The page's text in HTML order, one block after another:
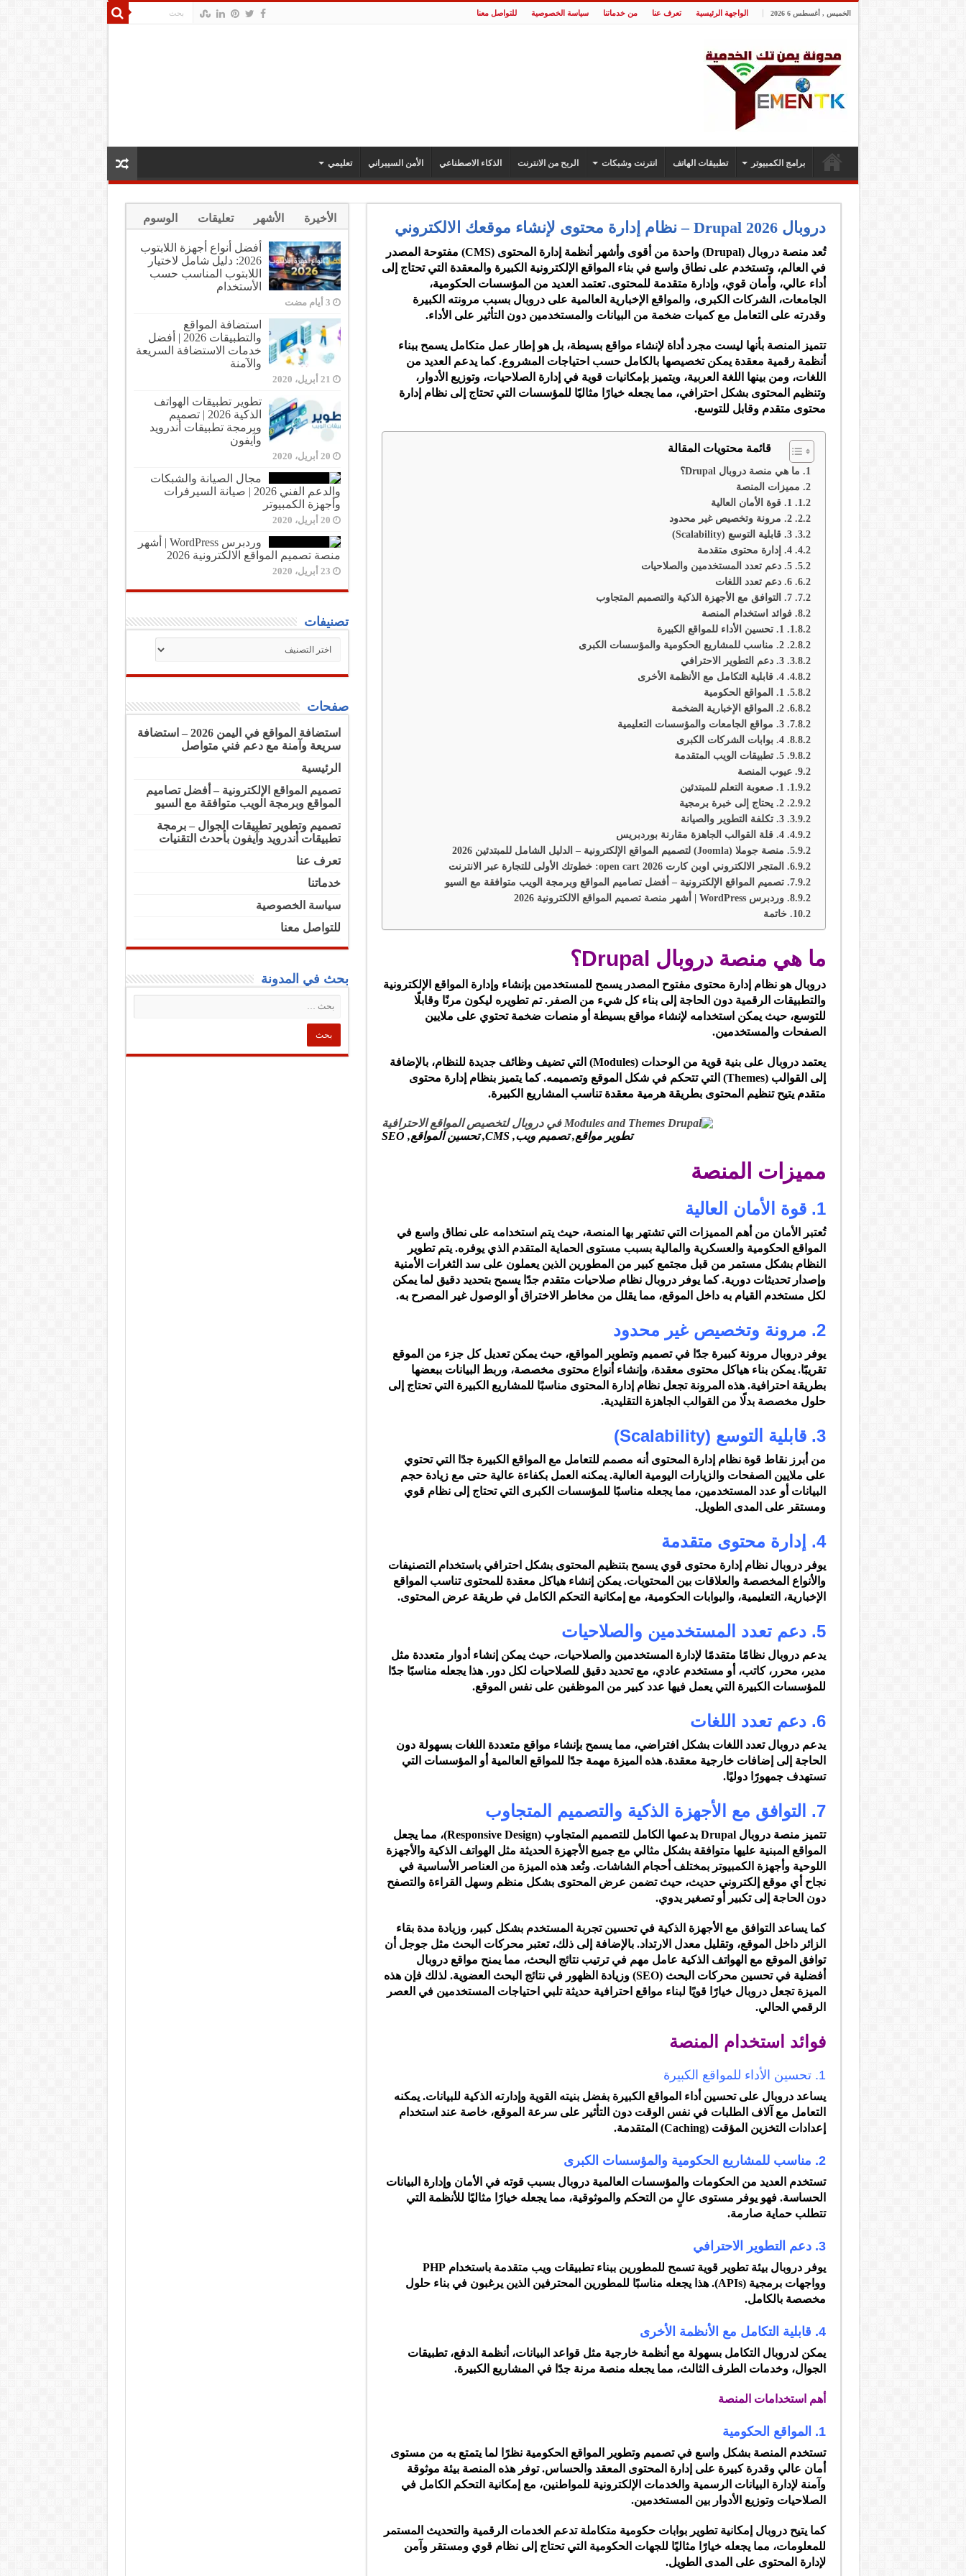
الخميس , أغسطس 6 2026 الواجهة الرئيسية تعرف عنا من خدماتنا سياسة الخصوصية للتواصل معنا
برامج الكمبيوتر تطبيقات الهاتف انترنت وشبكات الربح من الانترنت الذكاء الاصطناعي الأمن السيبراني تعليمي
دروبال Drupal 2026 – نظام إدارة محتوى لإنشاء موقعك الالكتروني
تُعد منصة دروبال (Drupal)
واحدة من أقوى وأشهر أنظمة إدارة المحتوى (CMS) مفتوحة المصدر
في العالم، وتستخدم على نطاق واسع في بناء المواقع الإلكترونية الكبيرة والمعقدة التي تحتاج إلى
أداء عالي، وأمان قوي، وإدارة متقدمة للمحتوى. تعتمد العديد من المؤسسات الحكومية،
الجامعات، الشركات الكبرى، والمواقع الإخبارية العالمية على دروبال بسبب مرونته الكبيرة
وقدرته على التعامل مع كميات ضخمة من البيانات والمستخدمين دون التأثير على الأداء.
تتميز المنصة بأنها ليست مجرد أداة لإنشاء مواقع بسيطة، بل هو إطار عمل متكامل يسمح ببناء
أنظمة رقمية معقدة يمكن تخصيصها بالكامل حسب احتياجات المشروع. كما يدعم العديد من
اللغات، ومن بينها اللغة العربية، ويتميز بإمكانيات قوية في إدارة الصلاحيات، وتوزيع الأدوار،
وتنظيم المحتوى بشكل احترافي، مما يجعله خيارًا مثاليًا للمؤسسات التي تحتاج إلى نظام إدارة
محتوى متقدم وقابل للتوسع.
قائمة محتويات المقالة
ما هي منصة دروبال Drupal؟
مميزات المنصة
1. قوة الأمان العالية
2. مرونة وتخصيص غير محدود
3. قابلية التوسع (Scalability)
4. إدارة محتوى متقدمة
5. دعم تعدد المستخدمين والصلاحيات
6. دعم تعدد اللغات
7. التوافق مع الأجهزة الذكية والتصميم المتجاوب
فوائد استخدام المنصة
1. تحسين الأداء للمواقع الكبيرة
2. مناسب للمشاريع الحكومية والمؤسسات الكبرى
3. دعم التطوير الاحترافي
4. قابلية التكامل مع الأنظمة الأخرى
1. المواقع الحكومية
2. المواقع الإخبارية الضخمة
3. مواقع الجامعات والمؤسسات التعليمية
4. بوابات الشركات الكبرى
5. تطبيقات الويب المتقدمة
عيوب المنصة
1. صعوبة التعلم للمبتدئين
2. يحتاج إلى خبرة برمجية
3. تكلفة التطوير والصيانة
4. قلة القوالب الجاهزة مقارنة بوردبريس
منصة جوملا (Joomla) لتصميم المواقع الإلكترونية – الدليل الشامل للمبتدئين 2026
المتجر الالكتروني اوبن كارت open cart 2026: خطوتك الأولى للتجارة عبر الانترنت
تصميم المواقع الإلكترونية – أفضل تصاميم المواقع وبرمجة الويب متوافقة مع السيو
وردبرس WordPress | أشهر منصة تصميم المواقع الالكترونية 2026
خاتمة
ما هي منصة دروبال Drupal؟
دروبال هو نظام إدارة محتوى مفتوح المصدر يسمح للمستخدمين بإنشاء وإدارة المواقع الإلكترونية
والتطبيقات الرقمية دون الحاجة إلى بناء كل شيء من الصفر. تم تطويره ليكون مرنًا وقابلًا
للتوسع، حيث يمكن استخدامه لإنشاء مواقع بسيطة أو منصات ضخمة تحتوي على ملايين
الصفحات والمستخدمين.
يعتمد دروبال على بنية قوية من الوحدات (Modules) التي تضيف وظائف جديدة للنظام، بالإضافة
إلى القوالب (Themes) التي تتحكم في شكل الموقع وتصميمه. كما يتميز بنظام إدارة محتوى
متقدم يتيح تنظيم المحتوى بطريقة هرمية معقدة تناسب المشاريع الكبيرة.
تطوير مواقع, تصميم ويب, CMS, تحسين المواقع, SEO
مميزات المنصة
1. قوة الأمان العالية
تُعتبر الأمان من أهم المميزات التي تشتهر بها المنصة، حيث يتم استخدامه على نطاق واسع في
المواقع الحكومية والعسكرية والمالية بسبب مستوى الحماية المتقدم الذي يوفره. يتم تطوير
النظام بشكل مستمر من قبل مجتمع كبير من المطورين الذين يعملون على سد الثغرات الأمنية
وإصدار تحديثات دورية. كما يوفر دروبال نظام صلاحيات متقدم جدًا يسمح بتحديد دقيق لما يمكن
لكل مستخدم القيام به داخل الموقع، مما يقلل من مخاطر الاختراق أو الوصول غير المصرح به.
2. مرونة وتخصيص غير محدود
يوفر دروبال مرونة كبيرة جدًا في تصميم وتطوير المواقع، حيث يمكن تعديل كل جزء من الموقع
تقريبًا. يمكن بناء هياكل محتوى معقدة، وإنشاء أنواع محتوى مخصصة، وربط البيانات ببعضها
بطريقة احترافية. هذه المرونة تجعل نظام إدارة المحتوى مناسبًا للمشاريع الكبيرة التي تحتاج إلى
حلول مخصصة بدلًا من القوالب الجاهزة التقليدية.
3. قابلية التوسع (Scalability)
من أبرز نقاط قوة نظام إدارة المحتوى أنه مصمم للتعامل مع المواقع الكبيرة جدًا التي تحتوي
على ملايين الصفحات والزيارات اليومية العالية. يمكنه العمل بكفاءة عالية حتى مع زيادة حجم
البيانات أو عدد المستخدمين، مما يجعله مناسبًا للمؤسسات الكبرى التي تحتاج إلى نظام قوي
ومستقر على المدى الطويل.
4. إدارة محتوى متقدمة
يوفر دروبال نظام إدارة محتوى قوي يسمح بتنظيم المحتوى بشكل احترافي باستخدام التصنيفات
والأنواع المخصصة والعلاقات بين المحتويات. يمكن إنشاء هياكل معقدة للمحتوى تناسب المواقع
الإخبارية، التعليمية، والبوابات الحكومية، مع إمكانية التحكم الكامل في طريقة عرض المحتوى.
5. دعم تعدد المستخدمين والصلاحيات
يدعم دروبال نظامًا متقدمًا لإدارة المستخدمين والصلاحيات، حيث يمكن إنشاء أدوار متعددة مثل
مدير، محرر، كاتب، أو مستخدم عادي، مع تحديد دقيق للصلاحيات لكل دور. هذا يجعله مناسبًا جدًا
للمؤسسات الكبيرة التي يعمل فيها عدد كبير من الموظفين على نفس الموقع.
6. دعم تعدد اللغات
يدعم دروبال تعدد اللغات بشكل افتراضي، مما يسمح بإنشاء مواقع متعددة اللغات بسهولة دون
الحاجة إلى إضافات خارجية معقدة. هذه الميزة مهمة جدًا للمواقع العالمية أو المؤسسات التي
تستهدف جمهورًا دوليًا.
7. التوافق مع الأجهزة الذكية والتصميم المتجاوب
تتميز منصة دروبال Drupal بدعمها الكامل للتصميم المتجاوب (Responsive Design)، مما يجعل
المواقع المبنية عليها متوافقة بشكل مثالي مع جميع الأجهزة الحديثة مثل الهواتف الذكية والأجهزة
اللوحية وأجهزة الكمبيوتر بمختلف أحجام الشاشات. وتُعد هذه الميزة من العناصر الأساسية في
نجاح أي موقع إلكتروني حديث، حيث تضمن عرض المحتوى بشكل منظم وسهل القراءة والتصفح
دون الحاجة إلى تكبير أو تصغير يدوي.
كما يساعد التوافق مع الأجهزة الذكية في تحسين تجربة المستخدم بشكل كبير، وزيادة مدة بقاء
الزائر داخل الموقع، وتقليل معدل الارتداد. بالإضافة إلى ذلك، تعتبر محركات البحث مثل جوجل أن
توافق الموقع مع الهواتف الذكية عامل مهم في ترتيب نتائج البحث، مما يمنح مواقع دروبال
أفضلية في تحسين محركات البحث (SEO) وزيادة الظهور في نتائج البحث العضوية. لذلك فإن هذه
الميزة تجعل دروبال خيارًا قويًا لبناء مواقع احترافية حديثة تلبي احتياجات المستخدمين في العصر
الرقمي الحالي.
فوائد استخدام المنصة
1. تحسين الأداء للمواقع الكبيرة
يساعد دروبال على تحسين أداء المواقع الكبيرة بفضل بنيته القوية وإدارته الذكية للبيانات. يمكنه
التعامل مع آلاف الطلبات في نفس الوقت دون التأثير على سرعة الموقع، خاصة عند استخدام
إعدادات التخزين المؤقت (Caching) المتقدمة.
2. مناسب للمشاريع الحكومية والمؤسسات الكبرى
تستخدم العديد من الحكومات والمؤسسات العالمية دروبال بسبب قوته في الأمان وإدارة البيانات
الحساسة. فهو يوفر مستوى عالٍ من التحكم والموثوقية، مما يجعله خيارًا مثاليًا للأنظمة التي
تتطلب حماية صارمة.
3. دعم التطوير الاحترافي
يوفر دروبال بيئة تطوير قوية تسمح للمطورين ببناء تطبيقات ويب متقدمة باستخدام PHP
وواجهات برمجية (APIs). هذا يجعله مناسبًا للمطورين المحترفين الذين يرغبون في بناء حلول
مخصصة بالكامل.
4. قابلية التكامل مع الأنظمة الأخرى
يمكن لدروبال التكامل بسهولة مع أنظمة خارجية مثل قواعد البيانات، أنظمة الدفع، تطبيقات
الجوال، وخدمات الطرف الثالث، مما يجعله منصة مرنة جدًا في المشاريع الكبيرة.
أهم استخدامات المنصة
1. المواقع الحكومية
تستخدم المنصة بشكل واسع في تصميم وتطوير المواقع الحكومية نظرًا لما يتمتع به من مستوى
أمان عالي وقدرة كبيرة على إدارة المحتوى المعقد والحساس. توفر هذه المنصة بيئة موثوقة
وآمنة لإدارة البيانات الرسمية والخدمات الإلكترونية للمواطنين، مع إمكانية التحكم الكامل في
الصلاحيات وتوزيع الأدوار بين المستخدمين.
كما يتيح دروبال إمكانية تطوير بوابات حكومية متكاملة تدعم الخدمات الرقمية والتحديث المستمر
للمعلومات، مما يجعله خيارًا مثاليًا للجهات الحكومية التي تحتاج إلى نظام قوي ومستقر وآمن
لإدارة المحتوى على المدى الطويل.
الأخيرة الأشهر تعليقات الوسوم
أفضل أنواع أجهزة اللابتوب
2026: دليل شامل لاختيار
اللابتوب المناسب حسب
الأستخدام
استضافة المواقع
والتطبيقات 2026 | أفضل
خدمات الاستضافة السريعة
والآمنة
21 أبريل، 2020
تطوير تطبيقات الهواتف
الذكية 2026 | تصميم
وبرمجة تطبيقات أندرويد
وآيفون
20 أبريل، 2020
مجال الصيانة والشبكات
والدعم الفني 2026 | صيانة السيرفرات
وأجهزة الكمبيوتر
20 أبريل، 2020
وردبرس WordPress | أشهر
منصة تصميم المواقع الالكترونية 2026
23 أبريل، 2020
تصنيفات
تصنيفات
صفحات
استضافة المواقع في اليمن 2026 – استضافة
سريعة وآمنة مع دعم فني متواصل
الرئيسية
تصميم المواقع الإلكترونية – أفضل تصاميم
المواقع وبرمجة الويب متوافقة مع السيو
تصميم وتطوير تطبيقات الجوال – برمجة
تطبيقات أندرويد وآيفون بأحدث التقنيات
تعرف عنا
خدماتنا
سياسة الخصوصية
للتواصل معنا
بحث في المدونة